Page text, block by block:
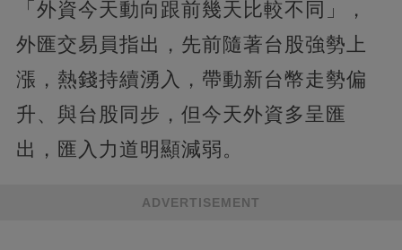
「外資今天動向跟前幾天比較不同」，
外匯交易員指出，先前隨著台股強勢上
漲，熱錢持續湧入，帶動新台幣走勢偏
升、與台股同步，但今天外資多呈匯
出，匯入力道明顯減弱。
ADVERTISEMENT